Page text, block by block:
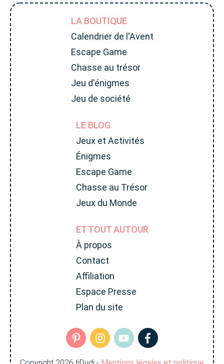
LA BOUTIQUE
Calendrier de l'Avent
Escape Game
Chasse au trésor
Jeu d'énigmes
Jeu de société
LE BLOG
Jeux et Activités
Énigmes
Escape Game
Chasse au Trésor
Jeux du Monde
ET TOUT AUTOUR
À propos
Contact
Affiliation
Espace Presse
Plan du site